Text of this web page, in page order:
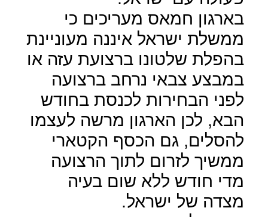
בארגון חמאס מעריכים כי
ממשלת ישראל איננה מעוניינת
בהפלת שלטונו ברצועת עזה או
במבצע צבאי נרחב ברצועה
לפני הבחירות לכנסת בחודש
הבא, לכן הארגון מרשה לעצמו
להסלים, גם הכסף הקטארי
ממשיך לזרום לתוך הרצועה
מדי חודש ללא שום בעיה
מצדה של ישראל.